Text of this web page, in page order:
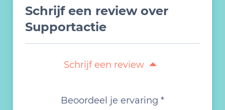
Schrijf een review over
Supportactie
Schrijf een review
Beoordeel je ervaring *